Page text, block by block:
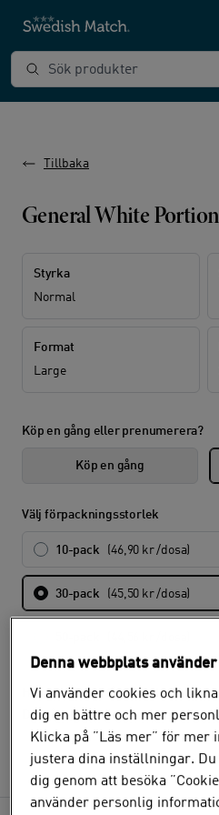
Sök produkter
Tillbaka
General White Portion
Styrka
Normal
Format
Large
Köp en gång eller prenumerera?
Köp en gång
Välj förpackningsstorlek
10-pack (46,90 kr /dosa)
30-pack (45,50 kr /dosa)
Hur ofta vill du få din order?
Det går ej att välja olika intervaller
Välj
Denna webbplats
Vi använder cookies och
dig en bättre och mer
Klicka på ”Läs mer” för
justera dina inställningar.
dig genom att besöka
använder personlig